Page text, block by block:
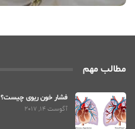
مطالب مهم
فشار خون ریوی چیست؟
آگوست 14, 2017